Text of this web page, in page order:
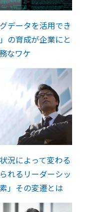
グデータを活用でき
の育成が企業にと
なワケ
況によって変わる
られるリーダーシッ
」その変遷とは